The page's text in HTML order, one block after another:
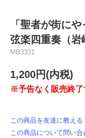
「聖者が街に
弦楽四重奏（岩
MB3331
1,200円(内税)
※予告なく販売終了
この商品を友達に教える
この商品について問い合